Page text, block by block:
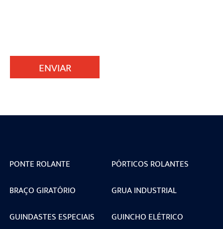
ENVIAR
PONTE ROLANTE
PÓRTICOS ROLANTES
BRAÇO GIRATÓRIO
GRUA INDUSTRIAL
GUINDASTES ESPECIAIS
GUINCHO ELÉTRICO